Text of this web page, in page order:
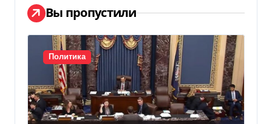
Вы пропустили
Политика